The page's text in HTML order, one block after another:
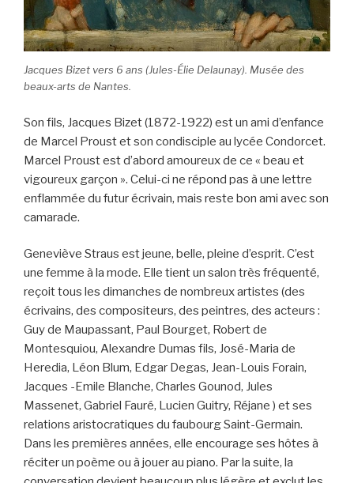
Jacques Bizet vers 6 ans (Jules-Élie Delaunay). Musée des
beaux-arts de Nantes.
Son fils, Jacques Bizet (1872-1922) est un ami d’enfance
de Marcel Proust et son condisciple au lycée Condorcet.
Marcel Proust est d’abord amoureux de ce « beau et
vigoureux garçon ». Celui-ci ne répond pas à une lettre
enflammée du futur écrivain, mais reste bon ami avec son
camarade.
Geneviève Straus est jeune, belle, pleine d’esprit. C’est
une femme à la mode. Elle tient un salon très fréquenté,
reçoit tous les dimanches de nombreux artistes (des
écrivains, des compositeurs, des peintres, des acteurs :
Guy de Maupassant, Paul Bourget, Robert de
Montesquiou, Alexandre Dumas fils, José-Maria de
Heredia, Léon Blum, Edgar Degas, Jean-Louis Forain,
Jacques -Emile Blanche, Charles Gounod, Jules
Massenet, Gabriel Fauré, Lucien Guitry, Réjane ) et ses
relations aristocratiques du faubourg Saint-Germain.
Dans les premières années, elle encourage ses hôtes à
réciter un poème ou à jouer au piano. Par la suite, la